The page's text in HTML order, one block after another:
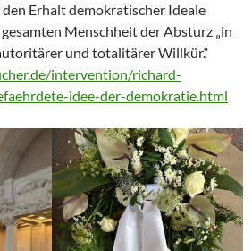
Erhalt demokratischer Ideale
Menschheit der Absturz „in
und totalitärer Willkür.“
intervention/richard-
idee-der-demokratie.html